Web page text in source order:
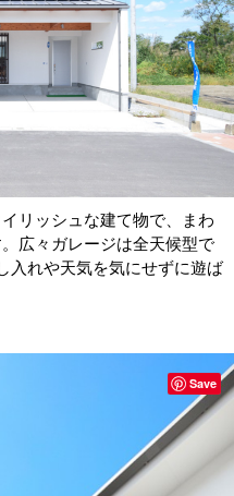
リッシュな建て物で、まわ
広々ガレージは全天候型で
入れや天気を気にせずに遊ば
Save